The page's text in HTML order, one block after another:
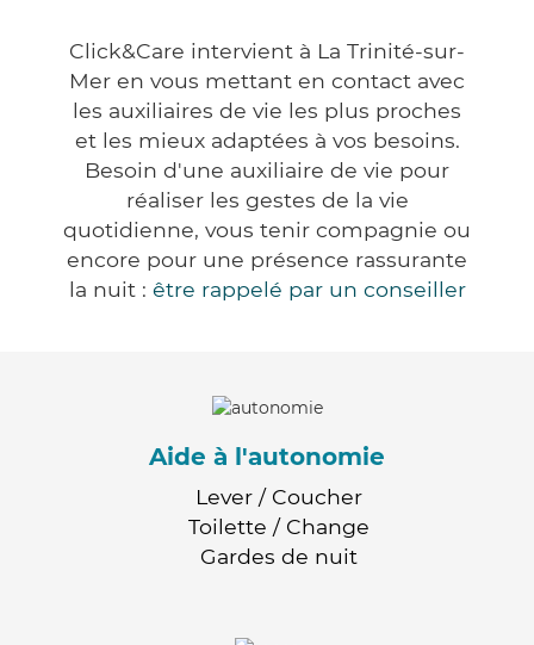
Click&Care intervient à La Trinité-sur-
Mer en vous mettant en contact avec
les auxiliaires de vie les plus proches
et les mieux adaptées à vos besoins.
Besoin d'une auxiliaire de vie pour
réaliser les gestes de la vie
quotidienne, vous tenir compagnie ou
encore pour une présence rassurante
la nuit : être rappelé par un conseiller
Aide à l'autonomie
Lever / Coucher
Toilette / Change
Gardes de nuit